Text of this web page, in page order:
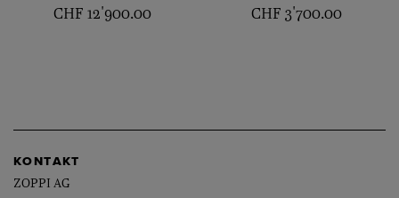
CHF 12'900.00
CHF 3'700.00
KONTAKT
ZOPPI AG